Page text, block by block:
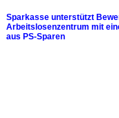
Sparkasse unterstützt
Arbeitslosenzentrum mit
aus PS-Sparen